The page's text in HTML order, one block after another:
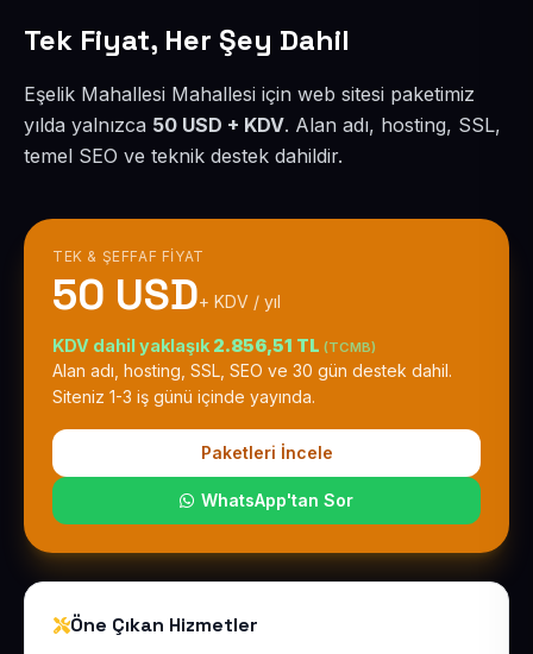
Tek Fiyat, Her Şey Dahil
Eşelik Mahallesi Mahallesi için web sitesi paketimiz
yılda yalnızca 50 USD + KDV. Alan adı, hosting, SSL,
temel SEO ve teknik destek dahildir.
TEK & ŞEFFAF FIYAT
50 USD+ KDV / yıl
KDV dahil yaklaşık 2.856,51 TL (TCMB)
Alan adı, hosting, SSL, SEO ve 30 gün destek dahil.
Siteniz 1-3 iş günü içinde yayında.
Paketleri İncele
WhatsApp'tan Sor
Öne Çıkan Hizmetler